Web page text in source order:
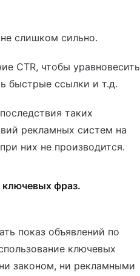
слишком сильно.
CTR, чтобы уравновесить
быстрые ссылки и т.д.
таких
рекламных систем на
них не производится.
ключевых фраз.
показ объявлений по
ключевых
законом, ни рекламными